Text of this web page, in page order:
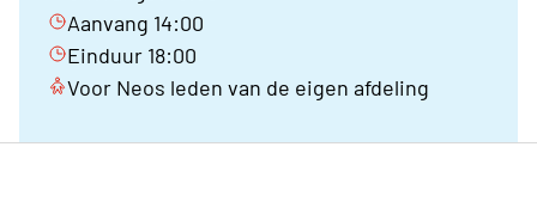
Aanvang 14:00
Einduur 18:00
Voor Neos leden van de eigen afdeling